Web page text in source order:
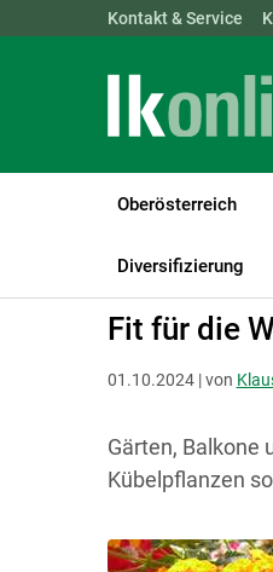
Kontakt & Service
Oberösterreich
Diversifizierung
LK Oberösterreich
Fit für die
01.10.2024 | von
Gärten, Balkone
Kübelpflanzen